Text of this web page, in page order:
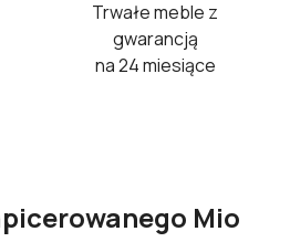
Trwałe meble z
gwarancją
na 24 miesiące
Mio